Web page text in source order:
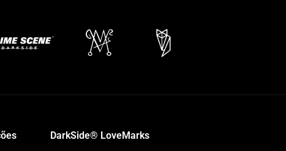
DarkSide® LoveMarks